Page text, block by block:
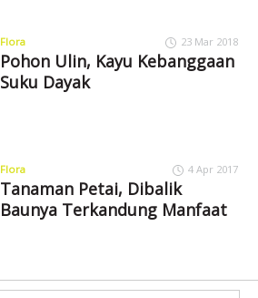
Flora 23 Mar 2018
Pohon Ulin, Kayu Kebanggaan
Suku Dayak
Flora 4 Apr 2017
Tanaman Petai, Dibalik
Baunya Terkandung Manfaat